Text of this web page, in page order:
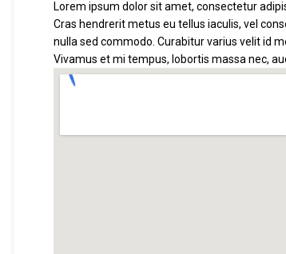
Lorem ipsum dolor sit amet, consectetur
Cras hendrerit metus eu tellus iaculis, vel
nulla sed commodo. Curabitur varius velit id
Vivamus et mi tempus, lobortis massa nec,